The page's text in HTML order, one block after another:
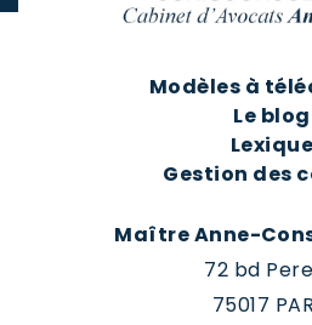
Modèles à
Le blog
Lexique
Gestion des
Maître Anne-
72 bd
75017